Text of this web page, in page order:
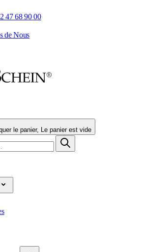
47 68 90 00
de Nous
Afficher/Masquer le panier, Le panier est vide